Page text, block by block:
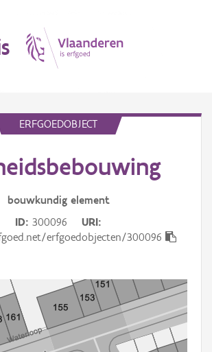
ERFGOEDOBJECT
bouwkundig element
ID 300096
URI
erfgoedobjecten/300096